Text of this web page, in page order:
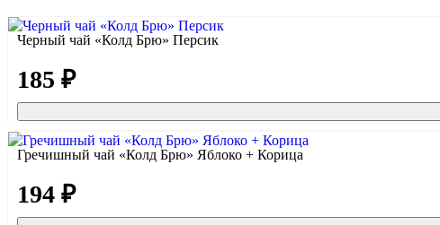
Черный чай «Колд Брю» Персик
185 ₽
Гречишный чай «Колд Брю» Яблоко + Корица
194 ₽